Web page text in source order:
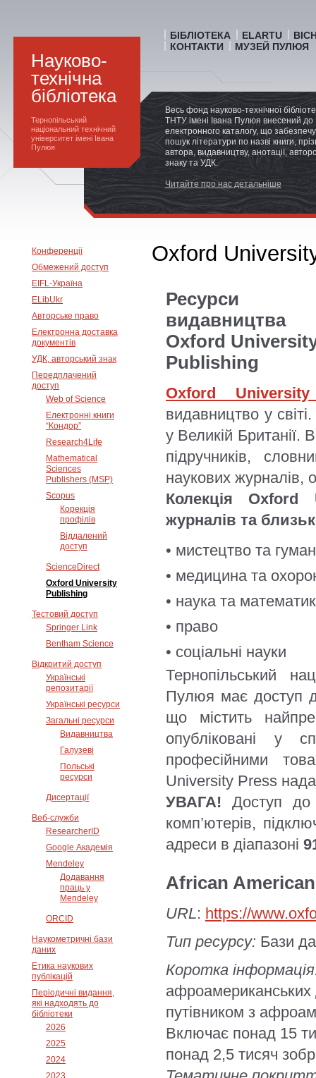
Науково-
технічна
бібліотека
Тернопільський
національний технічний
університет імені Івана
Пулюя
БІБЛІОТЕКА ELARTU
КОНТАКТИ
МУЗЕЙ ПУЛЮЯ
Весь фонд науково-технічної
ТНТУ імені Івана Пулюя внесений до
електронного каталогу, що
пошук літератури по назві книги,
автора, видавництву, анотації,
знаку та УДК.
Читайте про нас детальніше
Конференції
Обмежений доступ
EIFL-Україна
ELibUkr
Авторське право
Електронна доставка
документів
УДК, авторський знак
Передплачений
доступ
Web of Science
Електронні книги
“Кондор”
Research4Life
Mathematical
Sciences
Publishers (MSP)
Scopus
Корекція
профілів
Віддалений
доступ
ScienceDirect
Oxford University
Publishing
Тестовий доступ
Springer Link
Bentham Science
Відкритий доступ
Українські
репозитарії
Українські ресурси
Загальні ресурси
Видавництва
Галузеві
Польські
ресурси
Дисертації
Веб-служби
ResearcherID
Google Академія
Mendeley
Додавання
праць у
Mendeley
ORCID
Наукометричні бази
даних
Етика наукових
публікацій
Періодичні видання,
які надходять до
бібліотеки
2026
2025
2024
2023
Oxford
Ресурси
видавництва
Oxford
Publishing
Oxford
видавництво у
у Великій Британії.
підручників,
наукових журналів,
Колекція
журналів та
• мистецтво та
• медицина та
• наука та
• право
• соціальні науки
Тернопільський
Пулюя має доступ
що містить
опубліковані у
професійними
University Press
УВАГА! Доступ до
комп’ютерів,
адреси в діапазоні
African
URL: https://
Тип ресурсу: Бази
Коротка
путівником з
Включає понад 15
понад 2,5 тисяч